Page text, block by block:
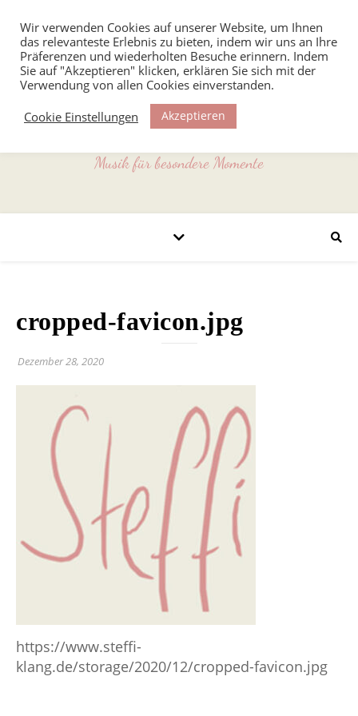
Musik für besondere Momente
cropped-favicon.jpg
Dezember 28, 2020
https://www.steffi-
klang.de/storage/2020/12/cropped-favicon.jpg
Wir verwenden Cookies auf unserer Website, um Ihnen
das relevanteste Erlebnis zu bieten, indem wir uns an Ihre
Präferenzen und wiederholten Besuche erinnern. Indem
Sie auf "Akzeptieren" klicken, erklären Sie sich mit der
Verwendung von allen Cookies einverstanden.
Cookie Einstellungen
Akzeptieren